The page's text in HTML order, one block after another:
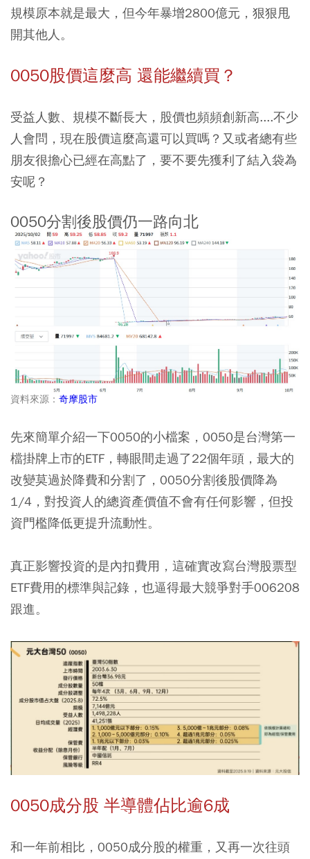
規模原本就是最大，但今年暴增2800億元，狠狠甩
開其他人。
0050股價這麼高 還能繼續買？
受益人數、規模不斷長大，股價也頻頻創新高....不少
人會問，現在股價這麼高還可以買嗎？又或者總有些
朋友很擔心已經在高點了，要不要先獲利了結入袋為
安呢？
0050分割後股價仍一路向北
資料來源： 奇摩股市
先來簡單介紹一下0050的小檔案，0050是台灣第一
檔掛牌上市的ETF，轉眼間走過了22個年頭，最大的
改變莫過於降費和分割了，0050分割後股價降為
1/4，對投資人的總資產價值不會有任何影響，但投
資門檻降低更提升流動性。
真正影響投資的是內扣費用，這確實改寫台灣股票型
ETF費用的標準與記錄，也逼得最大競爭對手006208
跟進。
0050成分股 半導體佔比逾6成
和一年前相比，0050成分股的權重，又再一次往頭